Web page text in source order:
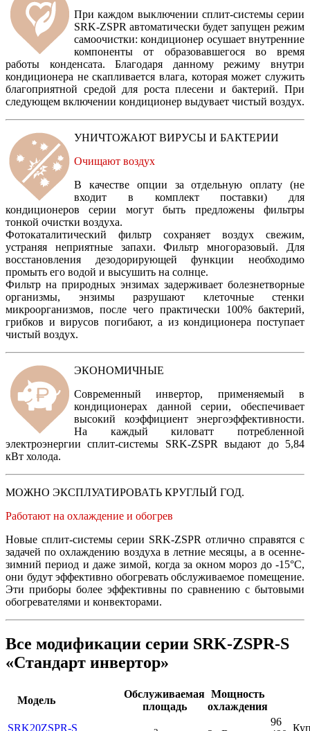
При каждом выключении сплит-системы серии
SRK-ZSPR автоматически будет запущен режим
самоочистки: кондиционер осушает внутренние
компоненты от образовавшегося во время
работы конденсата. Благодаря данному режиму внутри
кондиционера не скапливается влага, которая может служить
благоприятной средой для роста плесени и бактерий. При
следующем включении кондиционер выдувает чистый воздух.
УНИЧТОЖАЮТ ВИРУСЫ И БАКТЕРИИ
Очищают воздух
В качестве опции за отдельную оплату (не
входит в комплект поставки) для
кондиционеров серии могут быть предложены фильтры
тонкой очистки воздуха.
Фотокаталитический фильтр сохраняет воздух свежим,
устраняя неприятные запахи. Фильтр многоразовый. Для
восстановления дезодорирующей функции необходимо
промыть его водой и высушить на солнце.
Фильтр на природных энзимах задерживает болезнетворные
организмы, энзимы разрушают клеточные стенки
микроорганизмов, после чего практически 100% бактерий,
грибков и вирусов погибают, а из кондиционера поступает
чистый воздух.
ЭКОНОМИЧНЫЕ
Современный инвертор, применяемый в
кондиционерах данной серии, обеспечивает
высокий коэффициент энергоэффективности.
На каждый киловатт потребленной
электроэнергии сплит-системы SRK-ZSPR выдают до 5,84
кВт холода.
МОЖНО ЭКСПЛУАТИРОВАТЬ КРУГЛЫЙ ГОД.
Работают на охлаждение и обогрев
Новые сплит-системы серии SRK-ZSPR отлично справятся с
задачей по охлаждению воздуха в летние месяцы, а в осенне-
зимний период и даже зимой, когда за окном мороз до -15°С,
они будут эффективно обогревать обслуживаемое помещение.
Эти приборы более эффективны по сравнению с бытовыми
обогревателями и конвекторами.
Все модификации серии SRK-ZSPR-S
«Стандарт инвертор»
Модель
Обслуживаемая
площадь
Мощность
охлаждения
SRK20ZSPR-S
96